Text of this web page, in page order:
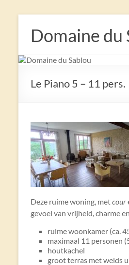
Domaine du
Le Piano 5 – 11 pers.
Deze ruime woning, metcour
gevoel van vrijheid, charme
ruime woonkamer (ca.
maximaal 11 personen
houtkachel
groot terras met weids